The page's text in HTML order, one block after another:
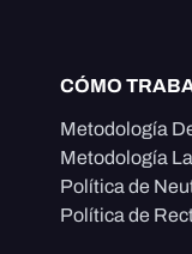
CÓMO
Metodología
Metodología
Política de
Política de